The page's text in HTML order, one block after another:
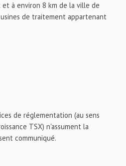
à environ 8 km de la ville de
de traitement appartenant
de réglementation (au sens
TSX) n'assument la
communiqué.